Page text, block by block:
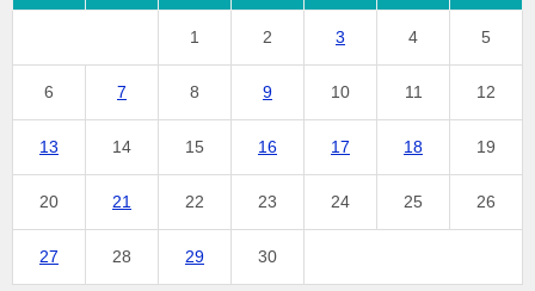
1 2 3 4 5
6 7 8 9 10 11 12
13 14 15 16 17 18 19
20 21 22 23 24 25 26
27 28 29 30